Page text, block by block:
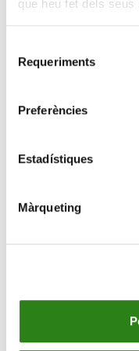
que heu fet dels seus
Requeriments
Preferències
Estadístiques
Màrqueting
El 2025, el mercat
RESEARCH